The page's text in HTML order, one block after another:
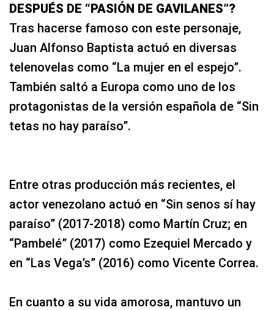
DESPUÉS DE “PASIÓN DE GAVILANES”?
Tras hacerse famoso con este personaje,
Juan Alfonso Baptista actuó en diversas
telenovelas como “La mujer en el espejo”.
También saltó a Europa como uno de los
protagonistas de la versión española de “Sin
tetas no hay paraíso”.
Entre otras producción más recientes, el
actor venezolano actuó en “Sin senos sí hay
paraíso” (2017-2018) como Martín Cruz; en
“Pambelé” (2017) como Ezequiel Mercado y
en “Las Vega’s” (2016) como Vicente Correa.
En cuanto a su vida amorosa, mantuvo un